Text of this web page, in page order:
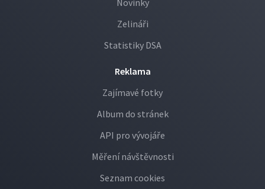
Novinky
Zelináři
Statistiky DSA
Reklama
Zajímavé fotky
Album do stránek
API pro vývojáře
Měření návštěvnosti
Seznam cookies